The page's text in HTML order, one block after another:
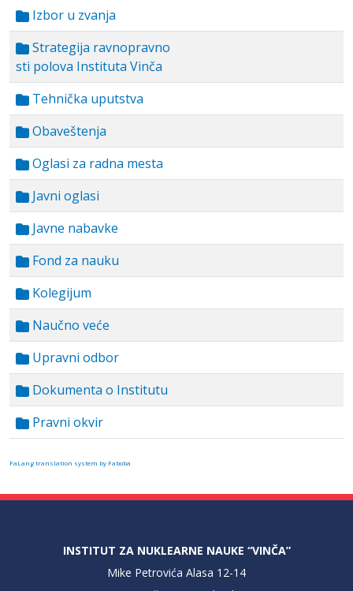
Izbor u zvanja
Strategija ravnopravno
sti polova Instituta Vinča
Tehnička uputstva
Obaveštenja
Oglasi za radna mesta
Javni oglasi
Javne nabavke
Fond za nauku
Kolegijum
Naučno veće
Upravni odbor
Dokumenta o Institutu
Pravni okvir
FaLang translation system by Faboba
INSTITUT ZA NUKLEARNE NAUKE “VINČA”
Mike Petrovića Alasa 12-14